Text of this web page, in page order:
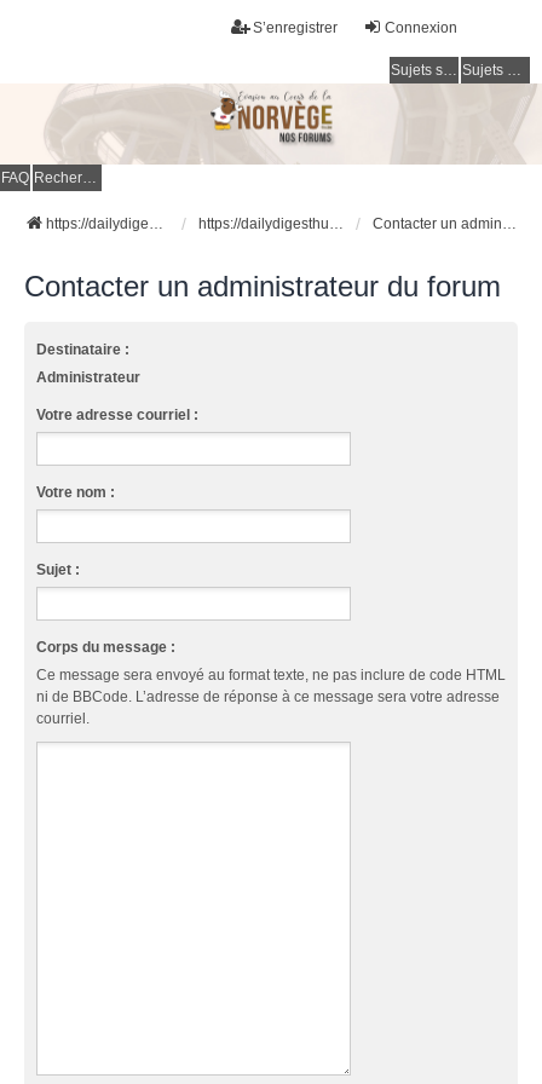
Connexion
S’enregistrer
Sujets sans réponse Sujets actifs
FAQ Rechercher
https://dailydigesthub.com https://dailydigesthub.com Contacter un administrateur du forum
Contacter un administrateur du forum
Destinataire :
Administrateur
Votre adresse courriel :
Votre nom :
Sujet :
Corps du message :
Ce message sera envoyé au format texte, ne pas inclure de code HTML
ni de BBCode. L’adresse de réponse à ce message sera votre adresse
courriel.